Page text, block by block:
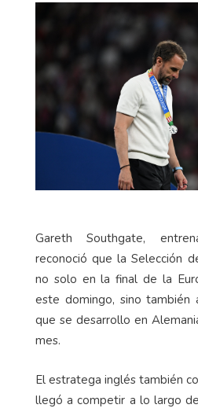
Gareth Southgate,
reconoció que la Selección
no solo en la final de la
este domingo, sino
que se desarrollo en
mes.
El estratega inglés también
llegó a competir a lo largo